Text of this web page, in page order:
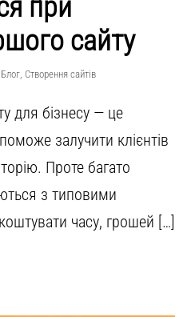
при
сайту
Блог, Створення сайтів
для бізнесу — це
залучити клієнтів
Проте багато
з типовими
часу, грошей […]